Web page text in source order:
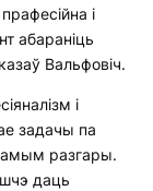
і
абараніць
Вальфовіч.
і
задачы па
разгары.
даць